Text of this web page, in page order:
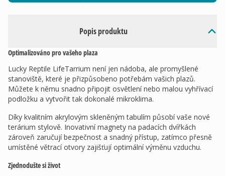
Popis produktu
Optimalizováno pro vašeho plaza
Lucky Reptile LifeTarrium není jen nádoba, ale promyšlené
stanoviště, které je přizpůsobeno potřebám vašich plazů.
Můžete k němu snadno připojit osvětlení nebo malou vyhřívací
podložku a vytvořit tak dokonalé mikroklima.
Díky kvalitním akrylovým skleněným tabulím působí vaše nové
terárium stylově. Inovativní magnety na padacích dvířkách
zároveň zaručují bezpečnost a snadný přístup, zatímco přesně
umístěné větrací otvory zajišťují optimální výměnu vzduchu.
Zjednodušte si život